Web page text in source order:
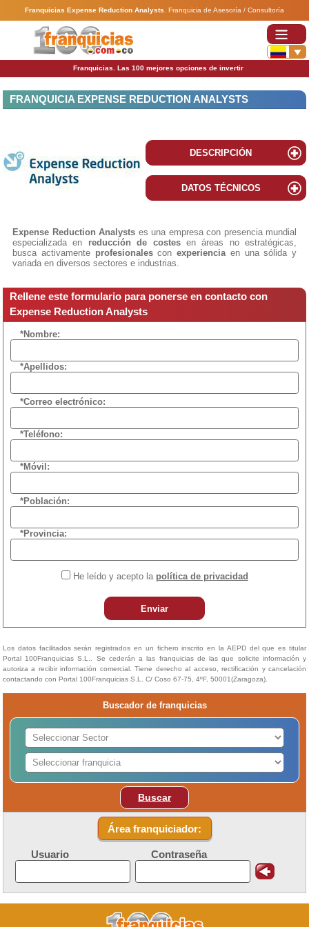
Franquicias Expense Reduction Analysts Franquicia de Asesoría / Consultoría
Franquicias. Las 100 mejores opciones de invertir
FRANQUICIA EXPENSE REDUCTION ANALYSTS
DESCRIPCIÓN
DATOS TÉCNICOS
Expense Reduction Analysts es una empresa con presencia mundial
especializada en reducción de costesen áreas no estratégicas,
busca activamente profesionalescon experienciaen una sólida y
variada en diversos sectores e industrias.
Rellene este formulario para ponerse en contacto con
Expense Reduction Analysts
*Nombre:
*Apellidos:
*Correo electrónico:
*Teléfono:
*Móvil:
*Población:
*Provincia:
He leído y acepto la política de privacidad
Enviar
Los datos facilitados serán registrados en un fichero inscrito en la AEPD del que es titular
Portal 100Franquicias S.L.. Se cederán a las franquicias de las que solicite información y
autoriza a recibir información comercial. Tiene derecho al acceso, rectificación y cancelación
contactando con Portal 100Franquicias S.L. C/ Coso 67-75, 4ºF, 50001(Zaragoza).
Buscador de franquicias
Buscar
Área franquiciador:
Usuario Contraseña